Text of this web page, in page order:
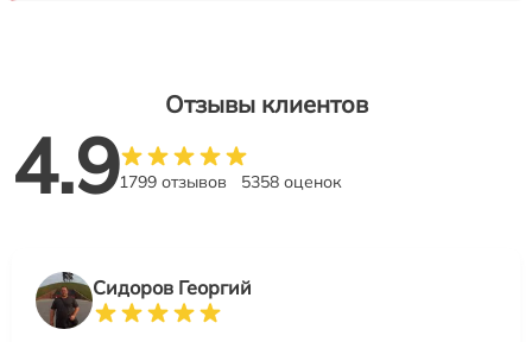
Отзывы клиентов
4.91799 отзывов 5358 оценок
Сидоров Георгий